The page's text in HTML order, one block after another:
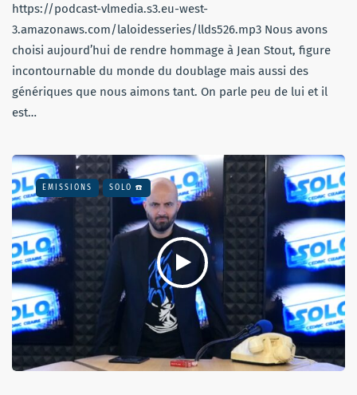
https://podcast-vlmedia.s3.eu-west-
3.amazonaws.com/laloidesseries/llds526.mp3 Nous avons
choisi aujourd’hui de rendre hommage à Jean Stout, figure
incontournable du monde du doublage mais aussi des
génériques que nous aimons tant. On parle peu de lui et il
est…
EMISSIONS SOLO ☎️